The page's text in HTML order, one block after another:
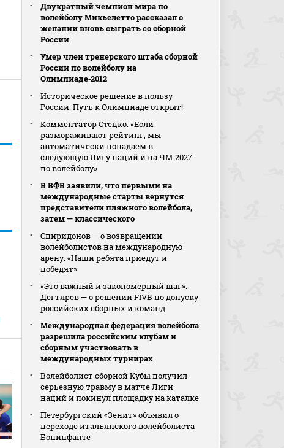
Двукратный чемпион мира по
волейболу Микьелетто рассказал о
желании вновь сыграть со сборной
России
Умер член тренерского штаба сборной
России по волейболу на
Олимпиаде‑2012
Историческое решение в пользу
России. Путь к Олимпиаде открыт!
Комментатор Стецко: «Если
размораживают рейтинг, мы
автоматически попадаем в
следующую Лигу наций и на ЧМ‑2027
по волейболу»
В ВФВ заявили, что первыми на
международные старты вернутся
представители пляжного волейбола,
затем — классического
Спиридонов — о возвращении
волейболистов на международную
арену: «Наши ребята приедут и
победят»
«Это важный и закономерный шаг».
Дегтярев — о решении FIVB по допуску
российских сборных и команд
Международная федерация волейбола
разрешила российским клубам и
сборным участвовать в
международных турнирах
Волейболист сборной Кубы получил
серьезную травму в матче Лиги
наций и покинул площадку на каталке
Петербургский «Зенит» объявил о
переходе итальянского волейболиста
Бонинфанте